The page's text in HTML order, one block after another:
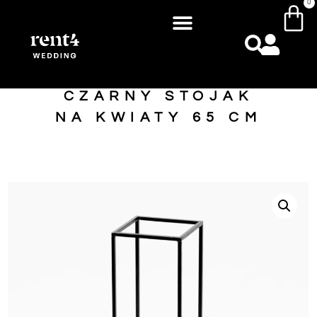
0
CZARNY STOJAK
NA KWIATY 65 CM